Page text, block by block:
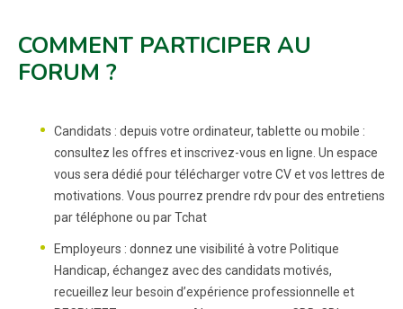
COMMENT PARTICIPER AU
FORUM ?
Candidats : depuis votre ordinateur, tablette ou mobile :
consultez les offres et inscrivez-vous en ligne. Un espace
vous sera dédié pour télécharger votre CV et vos lettres de
motivations. Vous pourrez prendre rdv pour des entretiens
par téléphone ou par Tchat
Employeurs : donnez une visibilité à votre Politique
Handicap, échangez avec des candidats motivés,
recueillez leur besoin d’expérience professionnelle et